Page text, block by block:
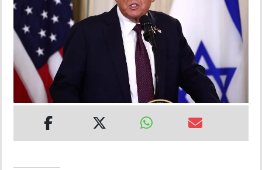
MUNDO
INSÓLITAS
MULTIMEDIA